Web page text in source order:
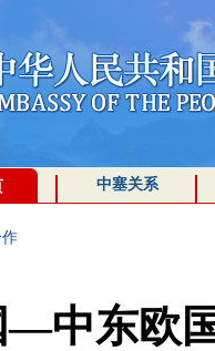
中塞关系
—中东欧